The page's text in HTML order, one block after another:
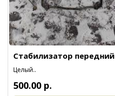
Стабилизатор передний
Целый..
500.00 р.